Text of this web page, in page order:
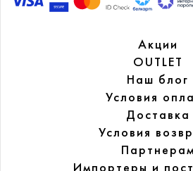
Акции
OUTLET
Наш блог
Условия
Доставка
Условия
Партнерам
Импортеры и